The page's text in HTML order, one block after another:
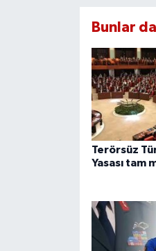
Bunlar
Terörsüz
Yasası tam